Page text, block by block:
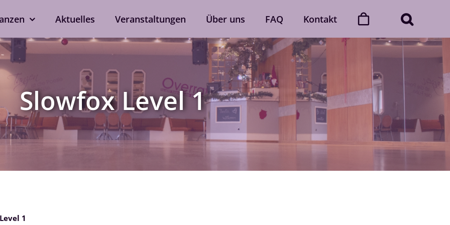
Tanzen ohne Partner
Line Dance
Single-Anmeldung
Privatstunden
Nach Verfügbarkeit auch gerne
bei eurem Wunschtrainer. Auch
Dance with friends
Der „Dance with friends“-Club
Mehr erfahren
Gutscheine
Momente voller Rhythmus und
Aktuelles Veranstaltungen Über uns FAQ Kontakt
Slowfox Level 1
1